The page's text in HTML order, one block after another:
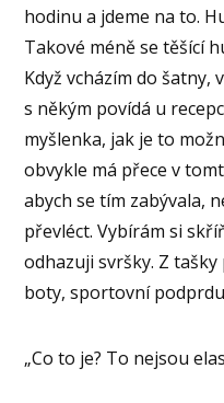
hodinu a jdeme na to.
Takové méně se těšící
Když vcházím do šatny,
s někým povídá u
myšlenka, jak je to
obvykle má přece v
abych se tím zabývala,
převléct. Vybírám si
odhazuji svršky. Z
boty, sportovní
„Co to je? To nejsou